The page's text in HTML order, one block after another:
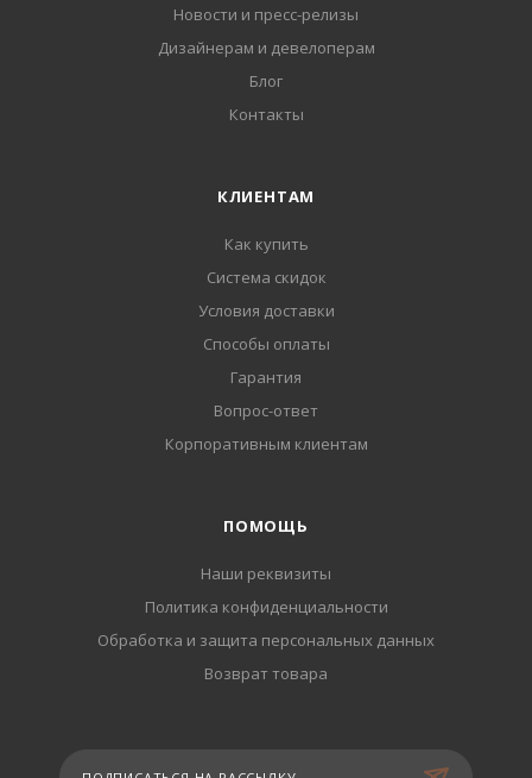
Новости и пресс-релизы
Дизайнерам и девелоперам
Блог
Контакты
КЛИЕНТАМ
Как купить
Система скидок
Условия доставки
Способы оплаты
Гарантия
Вопрос-ответ
Корпоративным клиентам
ПОМОЩЬ
Наши реквизиты
Политика конфиденциальности
Обработка и защита персональных данных
Возврат товара